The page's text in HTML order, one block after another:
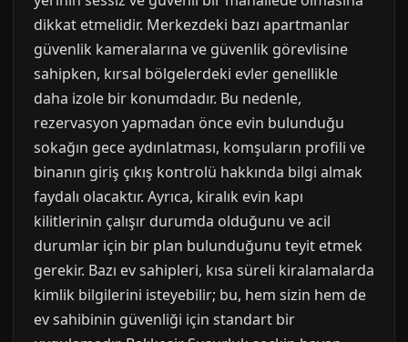
dikkat etmelidir. Merkezdeki bazı apartmanlar
güvenlik kameralarına ve güvenlik görevlisine
sahipken, kırsal bölgelerdeki evler genellikle
daha izole bir konumdadır. Bu nedenle,
rezervasyon yapmadan önce evin bulunduğu
sokağın gece aydınlatması, komşuların profili ve
binanın giriş çıkış kontrolü hakkında bilgi almak
faydalı olacaktır. Ayrıca, kiralık evin kapı
kilitlerinin çalışır durumda olduğunu ve acil
durumlar için bir plan bulunduğunu teyit etmek
gerekir. Bazı ev sahipleri, kısa süreli kiralamalarda
kimlik bilgilerini isteyebilir; bu, hem sizin hem de
ev sahibinin güvenliği için standart bir